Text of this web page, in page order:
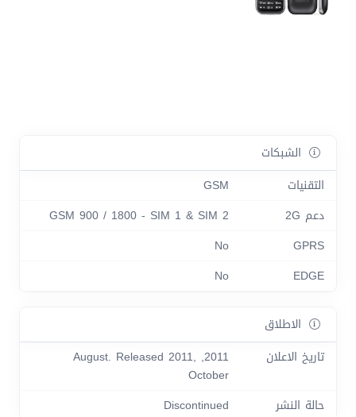
الشبكات
التقنيات
GSM
دعم 2G
GSM 900 / 1800 - SIM 1 & SIM 2
GPRS
No
EDGE
No
الاطلاق
تاريخ الاعلان
2011, August. Released 2011,
October
حالة النشر
Discontinued